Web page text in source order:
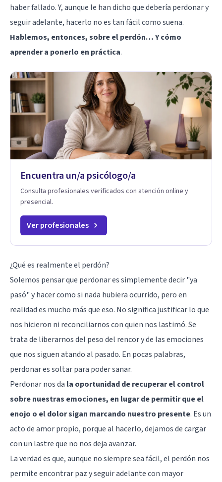
haber fallado. Y, aunque le han dicho que debería perdonar y
seguir adelante, hacerlo no es tan fácil como suena.
Hablemos, entonces, sobre el perdón… Y cómo
aprender a ponerlo en práctica.
Encuentra un/a psicólogo/a
Consulta profesionales verificados con atención online y
presencial.
Ver profesionales
¿Qué es realmente el perdón?
Solemos pensar que perdonar es simplemente decir "ya
pasó" y hacer como si nada hubiera ocurrido, pero en
realidad es mucho más que eso. No significa justificar lo que
nos hicieron ni reconciliarnos con quien nos lastimó. Se
trata de liberarnos del peso del rencor y de las emociones
que nos siguen atando al pasado. En pocas palabras,
perdonar es soltar para poder sanar.
Perdonar nos da la oportunidad de recuperar el control
sobre nuestras emociones, en lugar de permitir que el
enojo o el dolor sigan marcando nuestro presente. Es un
acto de amor propio, porque al hacerlo, dejamos de cargar
con un lastre que no nos deja avanzar.
La verdad es que, aunque no siempre sea fácil, el perdón nos
permite encontrar paz y seguir adelante con mayor